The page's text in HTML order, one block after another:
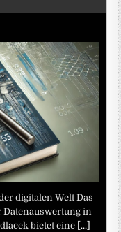
digitalen Welt Das
Datenauswertung in
bietet eine [...]